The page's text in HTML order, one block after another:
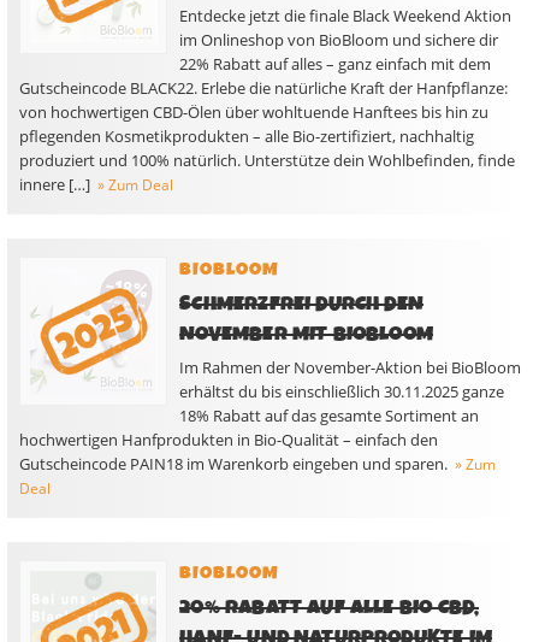
Entdecke jetzt die finale Black Weekend Aktion
im Onlineshop von BioBloom und sichere dir
22% Rabatt auf alles – ganz einfach mit dem
Gutscheincode BLACK22. Erlebe die natürliche Kraft der Hanfpflanze:
von hochwertigen CBD-Ölen über wohltuende Hanftees bis hin zu
pflegenden Kosmetikprodukten – alle Bio-zertifiziert, nachhaltig
produziert und 100% natürlich. Unterstütze dein Wohlbefinden, finde
innere […] » Zum Deal
BIOBLOOM
SCHMERZFREI DURCH DEN
NOVEMBER MIT BIOBLOOM
Im Rahmen der November-Aktion bei BioBloom
erhältst du bis einschließlich 30.11.2025 ganze
18% Rabatt auf das gesamte Sortiment an
hochwertigen Hanfprodukten in Bio-Qualität – einfach den
Gutscheincode PAIN18 im Warenkorb eingeben und sparen. » Zum
Deal
BIOBLOOM
20% RABATT AUF ALLE BIO CBD,